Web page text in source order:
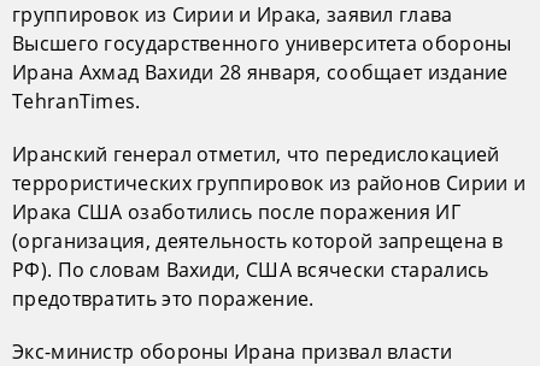
группировок из Сирии и Ирака, заявил глава
Высшего государственного университета обороны
Ирана Ахмад Вахиди 28 января, сообщает издание
TehranTimes.
Иранский генерал отметил, что передислокацией
террористических группировок из районов Сирии и
Ирака США озаботились после поражения ИГ
(организация, деятельность которой запрещена в
РФ). По словам Вахиди, США всячески старались
предотвратить это поражение.
Экс-министр обороны Ирана призвал власти